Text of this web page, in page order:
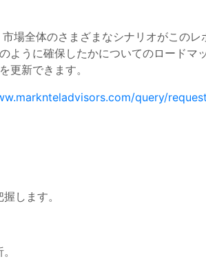
場全体のさまざまなシナリオがこの
うに確保したかについてのロードマ
更新できます。
query/
します。